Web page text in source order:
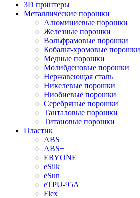
3D принтеры
Металлические порошки
Алюминиевые порошки
Железные порошки
Вольфрамовые порошки
Кобальт-хромовые порошки
Медные порошки
Молибденовые порошки
Нержавеющая сталь
Никелевые порошки
Ниобиевые порошки
Серебряные порошки
Танталовые порошки
Титановые порошки
Пластик
ABS
ABS+
ERYONE
eSilk
eSun
eTPU-95A
Flex